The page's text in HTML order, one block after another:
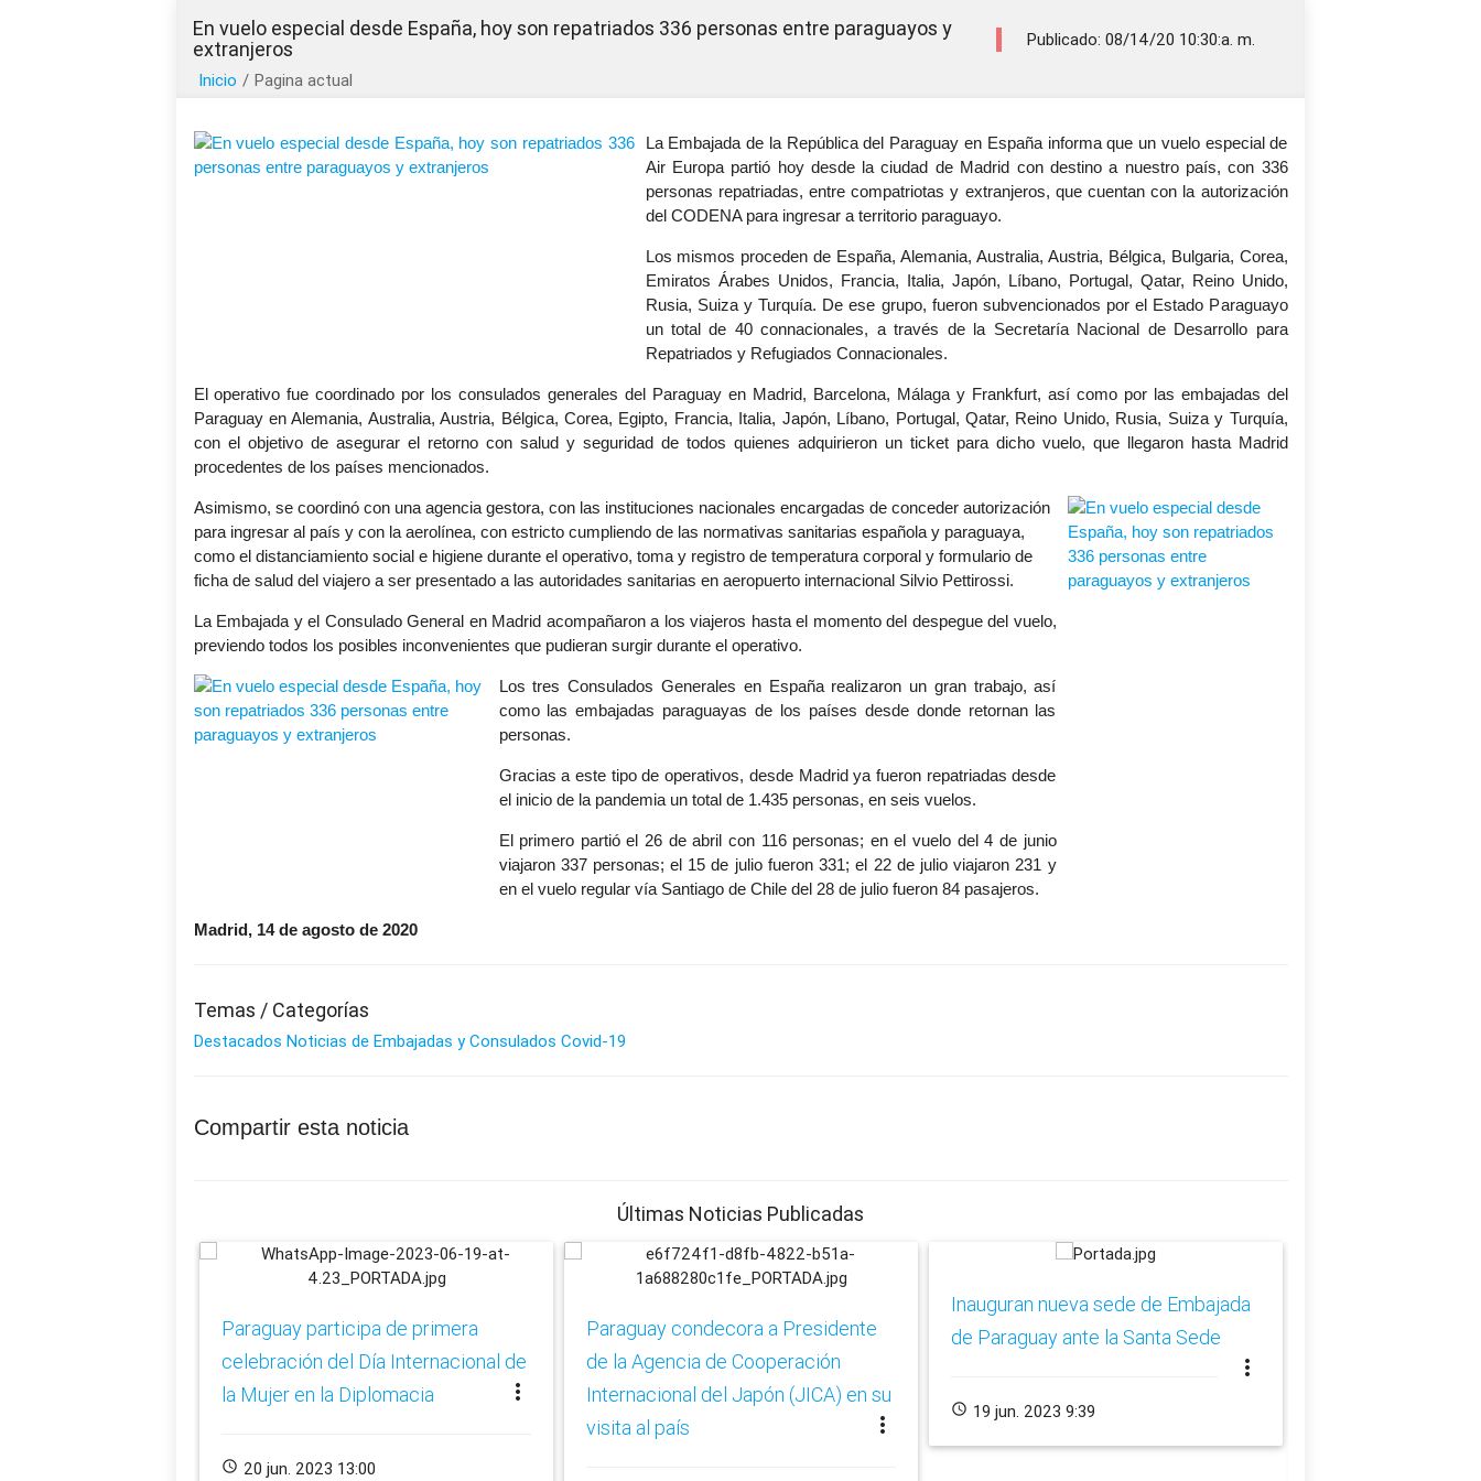
En vuelo especial desde España, hoy son repatriados 336 personas entre paraguayos y
extranjeros
Inicio / Pagina actual
Publicado: 08/14/20 10:30:a. m.
La Embajada de la República del Paraguay en España informa que un vuelo especial de
Air Europa partió hoy desde la ciudad de Madrid con destino a nuestro país, con 336
personas repatriadas, entre compatriotas y extranjeros, que cuentan con la autorización
del CODENA para ingresar a territorio paraguayo.
Los mismos proceden de España, Alemania, Australia, Austria, Bélgica, Bulgaria, Corea,
Emiratos Árabes Unidos, Francia, Italia, Japón, Líbano, Portugal, Qatar, Reino Unido,
Rusia, Suiza y Turquía. De ese grupo, fueron subvencionados por el Estado Paraguayo
un total de 40 connacionales, a través de la Secretaría Nacional de Desarrollo para
Repatriados y Refugiados Connacionales.
El operativo fue coordinado por los consulados generales del Paraguay en Madrid, Barcelona, Málaga y Frankfurt, así como por las embajadas del
Paraguay en Alemania, Australia, Austria, Bélgica, Corea, Egipto, Francia, Italia, Japón, Líbano, Portugal, Qatar, Reino Unido, Rusia, Suiza y Turquía,
con el objetivo de asegurar el retorno con salud y seguridad de todos quienes adquirieron un ticket para dicho vuelo, que llegaron hasta Madrid
procedentes de los países mencionados.
Asimismo, se coordinó con una agencia gestora, con las instituciones nacionales encargadas de conceder autorización
para ingresar al país y con la aerolínea, con estricto cumpliendo de las normativas sanitarias española y paraguaya,
como el distanciamiento social e higiene durante el operativo, toma y registro de temperatura corporal y formulario de
ficha de salud del viajero a ser presentado a las autoridades sanitarias en aeropuerto internacional Silvio Pettirossi.
La Embajada y el Consulado General en Madrid acompañaron a los viajeros hasta el momento del despegue del vuelo,
previendo todos los posibles inconvenientes que pudieran surgir durante el operativo.
Los tres Consulados Generales en España realizaron un gran trabajo, así
como las embajadas paraguayas de los países desde donde retornan las
personas.
Gracias a este tipo de operativos, desde Madrid ya fueron repatriadas desde
el inicio de la pandemia un total de 1.435 personas, en seis vuelos.
El primero partió el 26 de abril con 116 personas; en el vuelo del 4 de junio
viajaron 337 personas; el 15 de julio fueron 331; el 22 de julio viajaron 231 y
en el vuelo regular vía Santiago de Chile del 28 de julio fueron 84 pasajeros.
Madrid, 14 de agosto de 2020
Temas / Categorías
Destacados Noticias de Embajadas y Consulados Covid-19
Compartir esta noticia
Últimas Noticias Publicadas
Paraguay participa de primera
celebración del Día Internacional de
la Mujer en la Diplomacia
more_vert
schedule 20 jun. 2023 13:00
Paraguay condecora a Presidente
de la Agencia de Cooperación
Internacional del Japón (JICA) en su
visita al país
more_vert
Inauguran nueva sede de Embajada
de Paraguay ante la Santa Sede
more_vert
schedule 19 jun. 2023 9:39